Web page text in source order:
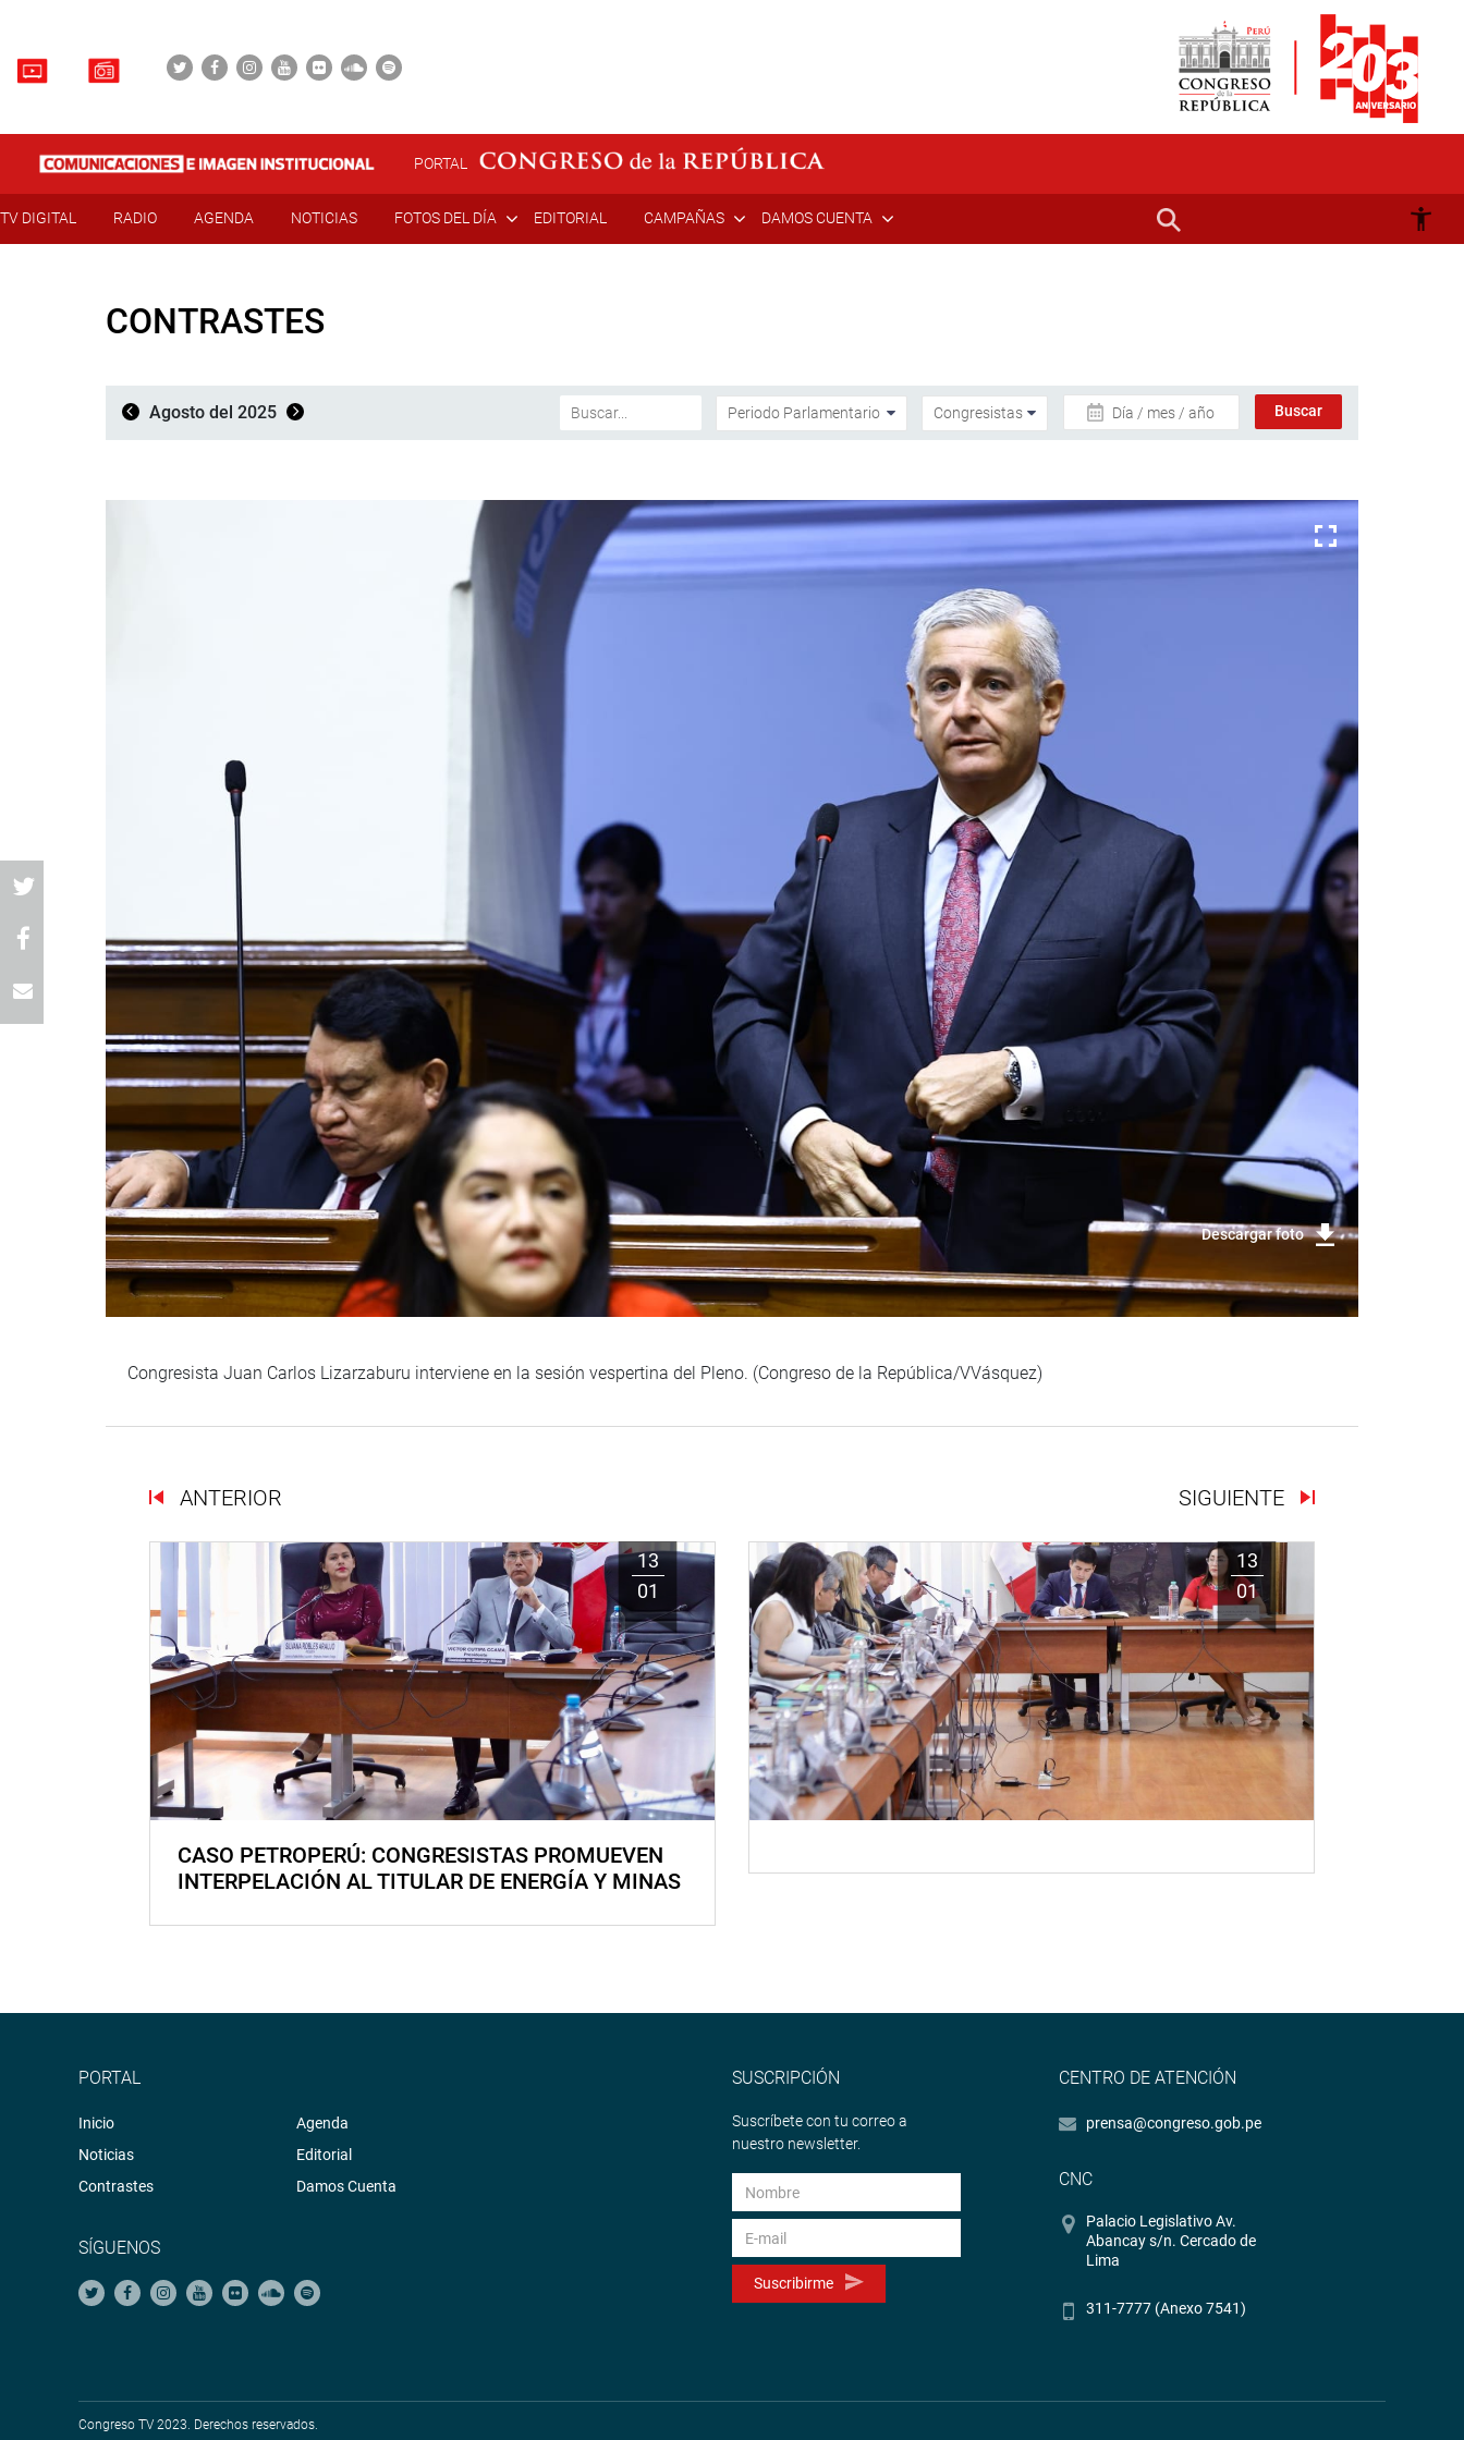
PORTAL
TV DIGITAL RADIO AGENDA NOTICIAS FOTOS DEL DÍA EDITORIAL CAMPAÑAS DAMOS CUENTA
CONTRASTES
Agosto del 2025 Día / mes / año
Descargar foto
Congresista Juan Carlos Lizarzaburu interviene en la sesión vespertina del Pleno. (Congreso de la República/VVásquez)
ANTERIOR SIGUIENTE
13
01
CASO PETROPERÚ: CONGRESISTAS PROMUEVEN
INTERPELACIÓN AL TITULAR DE ENERGÍA Y MINAS
13
01
PORTAL
Inicio
Noticias
Contrastes
Agenda
Editorial
Damos Cuenta
SÍGUENOS
SUSCRIPCIÓN
Suscríbete con tu correo a
nuestro newsletter.
Suscribirme
CENTRO DE ATENCIÓN
prensa@congreso.gob.pe
CNC
Palacio Legislativo Av.
Abancay s/n. Cercado de
Lima
311-7777 (Anexo 7541)
Congreso TV 2023. Derechos reservados.